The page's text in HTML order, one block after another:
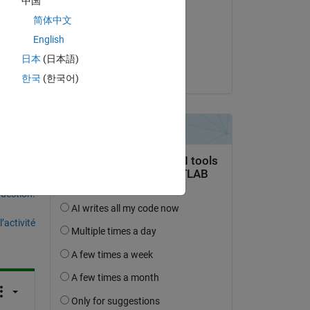
le 16 Déc 2022
Acceptée :
简体中文
English
日本 (日本語)
한국 (한국어)